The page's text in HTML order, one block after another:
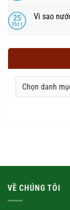
25
Th11
Vì sao
Danh
VỀ CHÚNG TÔI